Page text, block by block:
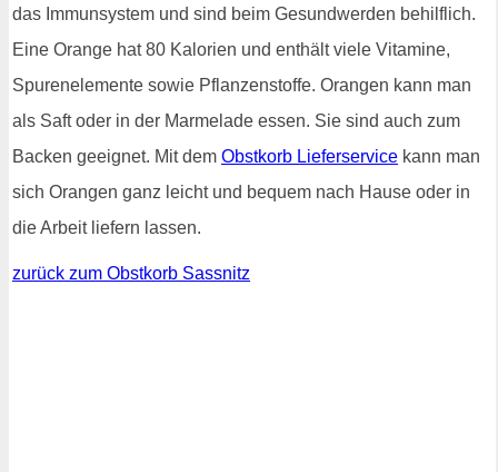
das Immunsystem und sind beim Gesundwerden behilflich.
Eine Orange hat 80 Kalorien und enthält viele Vitamine,
Spurenelemente sowie Pflanzenstoffe. Orangen kann man
als Saft oder in der Marmelade essen. Sie sind auch zum
Backen geeignet. Mit dem Obstkorb Lieferservice kann man
sich Orangen ganz leicht und bequem nach Hause oder in
die Arbeit liefern lassen.
zurück zum Obstkorb Sassnitz